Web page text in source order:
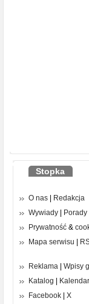
Stopka
O nas | Redakcja
Wywiady | Porady
Prywatność &
Mapa serwisu |
Reklama | Wpisy
Katalog |
Facebook | X